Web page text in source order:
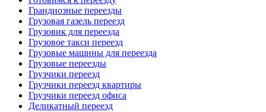
Грандиозные переезды
Грузовая газель переезд
Грузовик для переезда
Грузовое такси переезд
Грузовые машины для переезда
Грузовые переезды
Грузчики переезд
Грузчики переезд квартиры
Грузчики переезд офиса
Деликатный переезд